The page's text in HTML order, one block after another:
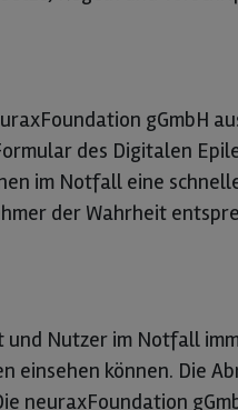
gGmbH
des Digitalen
im Notfall eine
der Wahrheit
Nutzer im Notfall
einsehen können. Die
neuraxFoundation